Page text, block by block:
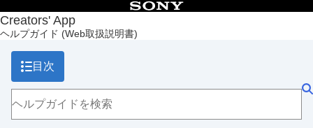
Creators' App
ヘルプガイド (Web取扱説明書)
目次
目次
トップページ
Creators' App でできること
準備と接続
画面の説明
ホーム画面
カメラ画面